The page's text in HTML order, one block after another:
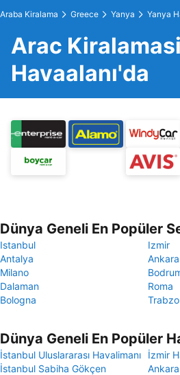
Araba Kiralama Greece Yanya Yanya
Arac
Havaalanı'da
Dünya Geneli En Popüler
Istanbul
Izmir
Antalya
Ankara
Milano
Dalaman
Roma
Bologna
Dünya Geneli En Popüler
İstanbul Uluslararası Havalimanı
İzmir
İstanbul Sabiha Gökçen